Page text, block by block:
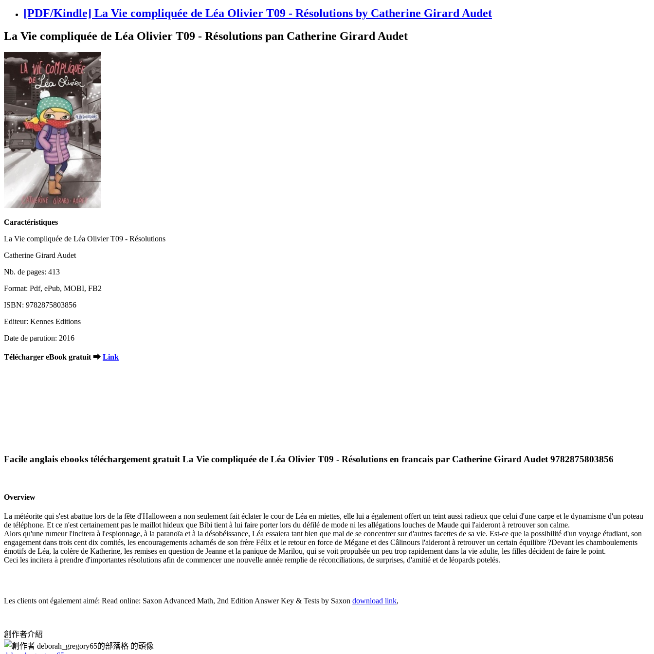
[PDF/Kindle] La Vie compliquée de Léa Olivier T09 - Résolutions by Catherine Girard Audet
La Vie compliquée de Léa Olivier T09 - Résolutions pan Catherine Girard Audet
Caractéristiques
La Vie compliquée de Léa Olivier T09 - Résolutions
Catherine Girard Audet
Nb. de pages: 413
Format: Pdf, ePub, MOBI, FB2
ISBN: 9782875803856
Editeur: Kennes Editions
Date de parution: 2016
Télécharger eBook gratuit ➡ Link
Facile anglais ebooks téléchargement gratuit La Vie compliquée de Léa Olivier T09 - Résolutions en francais par Catherine Girard Audet 9782875803856
Overview
La météorite qui s'est abattue lors de la fête d'Halloween a non seulement fait éclater le cour de Léa en miettes, elle lui a également offert un teint aussi radieux que celui d'une carpe et le dynamisme d'un poteau
de téléphone. Et ce n'est certainement pas le maillot hideux que Bibi tient à lui faire porter lors du défilé de mode ni les allégations louches de Maude qui l'aideront à retrouver son calme.
Alors qu'une rumeur l'incitera à l'espionnage, à la paranoïa et à la désobéissance, Léa essaiera tant bien que mal de se concentrer sur d'autres facettes de sa vie. Est-ce que la possibilité d'un voyage étudiant, son
engagement dans trois cent dix comités, les encouragements acharnés de son frère Félix et le retour en force de Mégane et des Câlinours l'aideront à retrouver un certain équilibre ?Devant les chamboulements
émotifs de Léa, la colère de Katherine, les remises en question de Jeanne et la panique de Marilou, qui se voit propulsée un peu trop rapidement dans la vie adulte, les filles décident de faire le point.
Ceci les incitera à prendre d'importantes résolutions afin de commencer une nouvelle année remplie de réconciliations, de surprises, d'amitié et de léopards potelés.
Les clients ont également aimé: Read online: Saxon Advanced Math, 2nd Edition Answer Key & Tests by Saxon download link,
創作者介紹